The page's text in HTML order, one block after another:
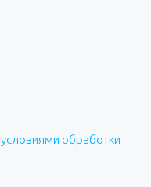
условиями обработки